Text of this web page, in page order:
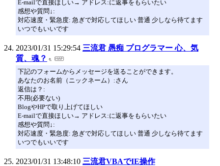
E-mailで直接ほしい→ アドレス:に返事をもらいたい
感想や質問↓:
対応速度・緊急度: 急ぎで対応してほしい 普通 少しなら待てます
いつでもいいです
2023/01/31 15:29:54 三流君 愚痴 プログラマー 心、気
質、魂？
下記のフォームからメッセージを送ることができます。
あなたのお名前（ニックネーム）:さん
返信は？:
不用(必要ない)
BlogやHPで取り上げてほしい
E-mailで直接ほしい→ アドレス:に返事をもらいたい
感想や質問↓:
対応速度・緊急度: 急ぎで対応してほしい 普通 少しなら待てます
いつでもいいです
2023/01/31 13:48:10 三流君VBAでIE操作